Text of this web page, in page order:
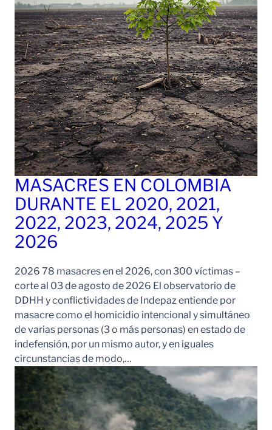
MASACRES EN COLOMBIA
DURANTE EL 2020, 2021,
2022, 2023, 2024, 2025 Y
2026
2026 78 masacres en el 2026, con 300 víctimas –
corte al 03 de agosto de 2026 El observatorio de
DDHH y conflictividades de Indepaz entiende por
masacre como el homicidio intencional y simultáneo
de varias personas (3 o más personas) en estado de
indefensión, por un mismo autor, y en iguales
circunstancias de modo,…